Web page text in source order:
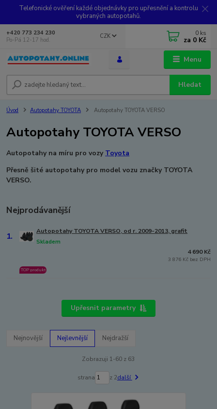
Telefonické ověření každé objednávky pro upřesnění a kontrolu
vybraných autopotahů.
Menu
CZK
Hledat
+420 773 234 230
Po-Pá 12-17 hod.
0 ks
za 0 Kč
Úvod Autopotahy TOYOTA Autopotahy TOYOTA VERSO
Autopotahy TOYOTA VERSO
Autopotahy na míru pro vozy Toyota
Přesně šité autopotahy pro model vozu značky TOYOTA
VERSO.
Nejprodávanější
1. Autopotahy TOYOTA VERSO, od r. 2009-2013, grafit
Skladem
TOP produkt
4 690 Kč
3 876 Kč bez DPH
Upřesnit parametry
Nejnovější Nejlevnější Nejdražší
Zobrazuji 1-60 z 63
strana z 2další